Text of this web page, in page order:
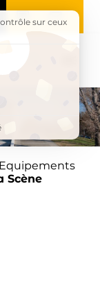
Equipements
Scène
sur ceux